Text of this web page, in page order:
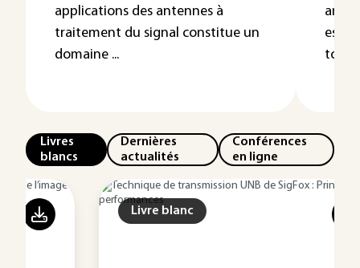
applications des antennes à
traitement du signal constitue un
domaine ...
est
tout
Livres
blancs
Dernières
actualités
Conférences
en ligne
Livre blanc